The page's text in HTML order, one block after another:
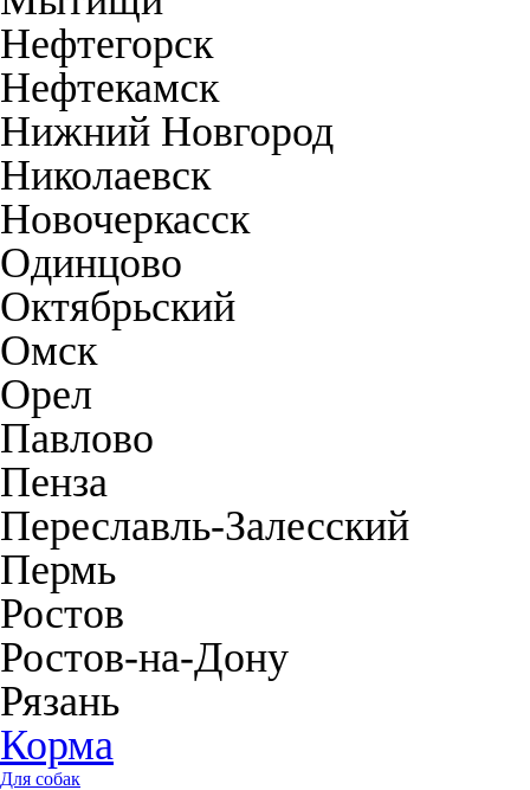
Нефтегорск
Нефтекамск
Нижний Новгород
Николаевск
Новочеркасск
Одинцово
Октябрьский
Омск
Орел
Павлово
Пенза
Переславль-Залесский
Пермь
Ростов
Ростов-на-Дону
Рязань
Корма
Для собак